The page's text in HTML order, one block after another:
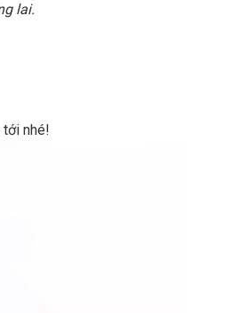
lai.
tới nhé!